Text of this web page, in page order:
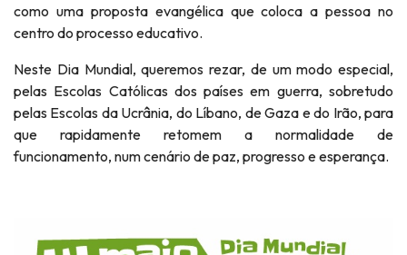
como uma proposta evangélica que coloca a pessoa no
centro do processo educativo.
Neste Dia Mundial, queremos rezar, de um modo especial,
pelas Escolas Católicas dos países em guerra, sobretudo
pelas Escolas da Ucrânia, do Líbano, de Gaza e do Irão, para
que rapidamente retomem a normalidade de
funcionamento, num cenário de paz, progresso e esperança.